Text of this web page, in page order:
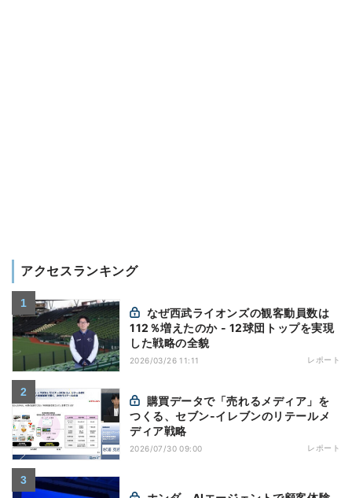
アクセスランキング
112％増えたのか - 12球団トップを実現
した戦略の全貌
2026/03/26 11:11 レポート
つくる、セブン-イレブンのリテールメ
ディア戦略
2026/07/30 09:00 レポート